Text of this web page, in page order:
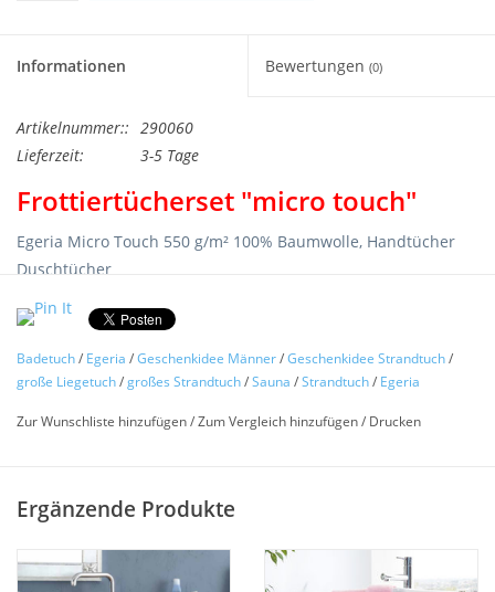
Informationen Bewertungen (0)
Artikelnummer:: 290060
Lieferzeit:
3-5 Tage
Frottiertücherset "micro touch"
Egeria Micro Touch 550 g/m² 100% Baumwolle, Handtücher
Duschtücher
Wählen sie aus den 12 Farben Ihr Hand- Duschtuchset aus.
2er Set Duschtücher 70x140 cm
(auf Anfrage: Gästetücher 6er Set30x50 cm)
unserer Serie MARIS .
Badetuch/ Egeria /Geschenkidee Männer/Geschenkidee Strandtuch/
große Liegetuch/großes Strandtuch/Sauna /Strandtuch/ Egeria
Zur Wunschliste hinzufügen/Zum Vergleich hinzufügen/ Drucken
Ergänzende Produkte